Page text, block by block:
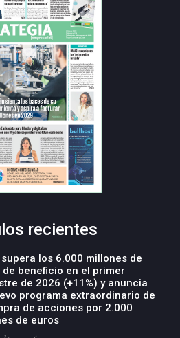
recientes
supera los 6.000 millones de
de beneficio en el primer
de 2026 (+11%) y anuncia
programa extraordinario de
de acciones por 2.000
de euros